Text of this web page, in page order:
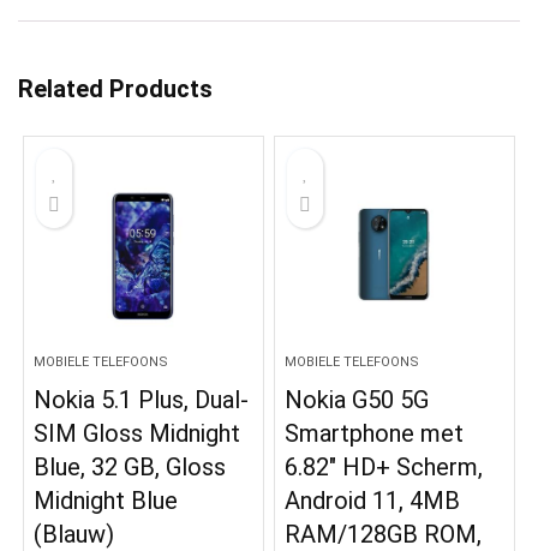
Related Products
MOBIELE TELEFOONS
Nokia 5.1 Plus, Dual-
SIM Gloss Midnight
Blue, 32 GB, Gloss
Midnight Blue
(Blauw)
MOBIELE TELEFOONS
Nokia G50 5G
Smartphone met
6.82″ HD+ Scherm,
Android 11, 4MB
RAM/128GB ROM,